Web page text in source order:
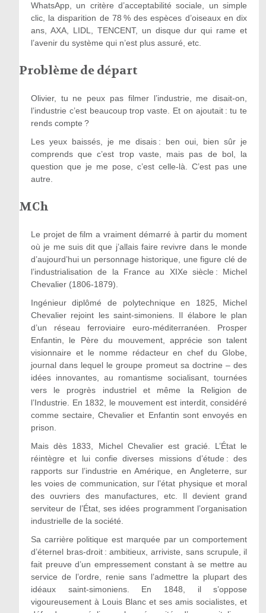
WhatsApp, un critère d’acceptabilité sociale, un simple
clic, la disparition de 78 % des espèces d’oiseaux en dix
ans, AXA, LIDL, TENCENT, un disque dur qui rame et
l’avenir du système qui n’est plus assuré, etc.
Problème de départ
Olivier, tu ne peux pas filmer l’industrie, me disait-on,
l’industrie c’est beaucoup trop vaste. Et on ajoutait : tu te
rends compte ?
Les yeux baissés, je me disais : ben oui, bien sûr je
comprends que c’est trop vaste, mais pas de bol, la
question que je me pose, c’est celle-là. C’est pas une
autre.
MCh
Le projet de film a vraiment démarré à partir du moment
où je me suis dit que j’allais faire revivre dans le monde
d’aujourd’hui un personnage historique, une figure clé de
l’industrialisation de la France au XIXe siècle : Michel
Chevalier (1806-1879).
Ingénieur diplômé de polytechnique en 1825, Michel
Chevalier rejoint les saint-simoniens. Il élabore le plan
d’un réseau ferroviaire euro-méditerranéen. Prosper
Enfantin, le Père du mouvement, apprécie son talent
visionnaire et le nomme rédacteur en chef du Globe,
journal dans lequel le groupe promeut sa doctrine – des
idées innovantes, au romantisme socialisant, tournées
vers le progrès industriel et même la Religion de
l’Industrie. En 1832, le mouvement est interdit, considéré
comme sectaire, Chevalier et Enfantin sont envoyés en
prison.
Mais dès 1833, Michel Chevalier est gracié. L’État le
réintègre et lui confie diverses missions d’étude : des
rapports sur l’industrie en Amérique, en Angleterre, sur
les voies de communication, sur l’état physique et moral
des ouvriers des manufactures, etc. Il devient grand
serviteur de l’État, ses idées programment l’organisation
industrielle de la société.
Sa carrière politique est marquée par un comportement
d’éternel bras-droit : ambitieux, arriviste, sans scrupule, il
fait preuve d’un empressement constant à se mettre au
service de l’ordre, renie sans l’admettre la plupart des
idéaux saint-simoniens. En 1848, il s’oppose
vigoureusement à Louis Blanc et ses amis socialistes, et